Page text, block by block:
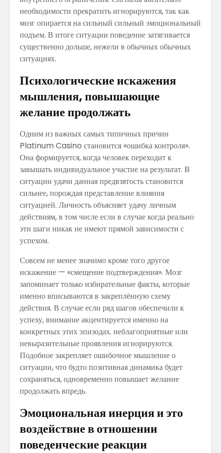
необходимости прекратить игнорируются, так как
мозг опирается на сильный сильный эмоциональный
подъем. В итоге ситуации поведение затягивается
существенно дольше, нежели в обычных обычных
ситуациях.
Психологические искажения
мышления, повышающие
желание продолжать
Одним из важных самых типичных причин
Platinum Casino становится «ошибка контроля».
Она формируется, когда человек переходит к
завышать индивидуальное участие на результат. В
ситуации удачи данная предвзятость становится
сильнее, порождая представление влияния
ситуацией. Личность объясняет удачу личным
действиям, в том числе если в случае когда реально
эти шаги никак не имеют прямой зависимости с
успехом.
Совсем не менее значимо кроме того другое
искажение — «смещение подтверждения». Мозг
запоминает только избирательные факты, которые
именно вписываются в закреплённую схему
действия. В случае если ряд шагов обеспечили к
успеху, внимание акцентируется именно на
конкретных этих эпизодах. неблагоприятные или
невыразительные проявления игнорируются.
Подобное закрепляет ошибочное мышление о
ситуации, что будто позитивная динамика будет
сохраняться, одновременно повышает желание
продолжать впредь.
Эмоциональная инерция и это
воздействие в отношении
поведенческие реакции